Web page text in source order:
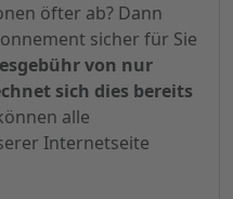
öfter ab? Dann
sicher für Sie
von nur
sich dies bereits
alle
Internetseite